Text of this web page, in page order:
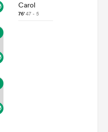
Carol
76'47 - 5